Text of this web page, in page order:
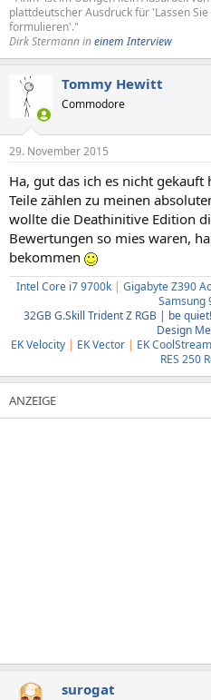
plattdeutscher Ausdruck für 'Lassen
formulieren'."
Dirk Stermann ineinem Interview
Tommy Hewitt
Commodore
29. November 2015
Ha, gut das ich es nicht gekauft
Teile zählen zu meinen
wollte die Deathinitive Edition
Bewertungen so mies waren,
bekommen
Intel Core i7 9700k | Gigabyte Z390
Samsung
32GB G.Skill Trident Z RGB | be
Design
EK Velocity | EK Vector | EK
RES 250
surogat